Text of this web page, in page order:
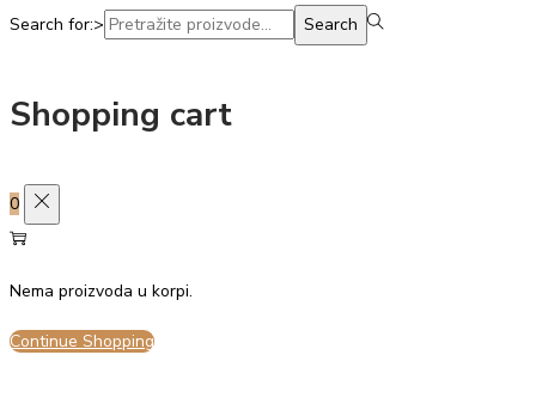
Search for:>
Search
Shopping cart
0
Nema proizvoda u korpi.
Continue Shopping